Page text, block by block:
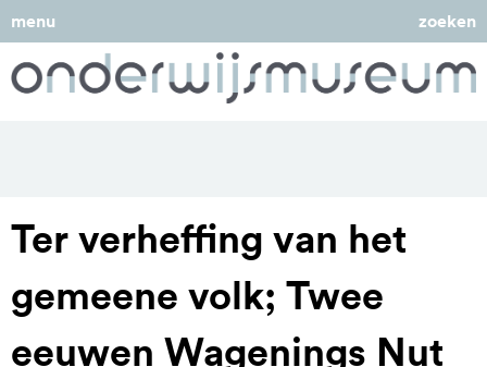
menu zoeken
Ter verheffing van het
gemeene volk; Twee
eeuwen Wagenings Nut